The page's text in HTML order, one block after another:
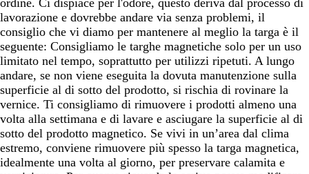
lavorazione e dovrebbe andare via senza problemi, il
consiglio che vi diamo per mantenere al meglio la targa è il
seguente: Consigliamo le targhe magnetiche solo per un uso
limitato nel tempo, soprattutto per utilizzi ripetuti. A lungo
andare, se non viene eseguita la dovuta manutenzione sulla
superficie al di sotto del prodotto, si rischia di rovinare la
vernice. Ti consigliamo di rimuovere i prodotti almeno una
volta alla settimana e di lavare e asciugare la superficie al di
sotto del prodotto magnetico. Se vivi in un’area dal clima
estremo, conviene rimuovere più spesso la targa magnetica,
idealmente una volta al giorno, per preservare calamita e